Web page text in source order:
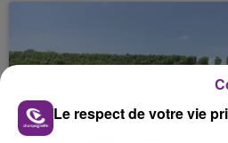
Le respect de votre vie